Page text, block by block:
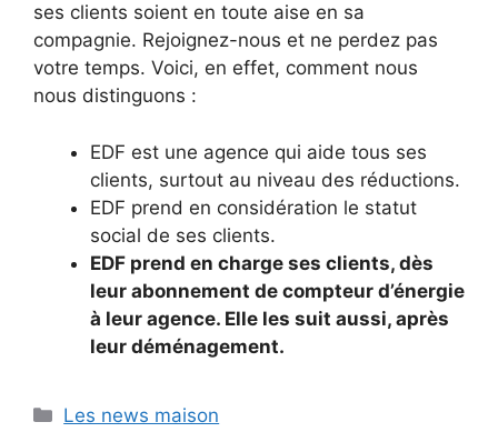
ses clients soient en toute aise en sa
compagnie. Rejoignez-nous et ne perdez pas
votre temps. Voici, en effet, comment nous
nous distinguons :
EDF est une agence qui aide tous ses
clients, surtout au niveau des réductions.
EDF prend en considération le statut
social de ses clients.
EDF prend en charge ses clients, dès
leur abonnement de compteur d’énergie
à leur agence. Elle les suit aussi, après
leur déménagement.
Catégories
Les news maison